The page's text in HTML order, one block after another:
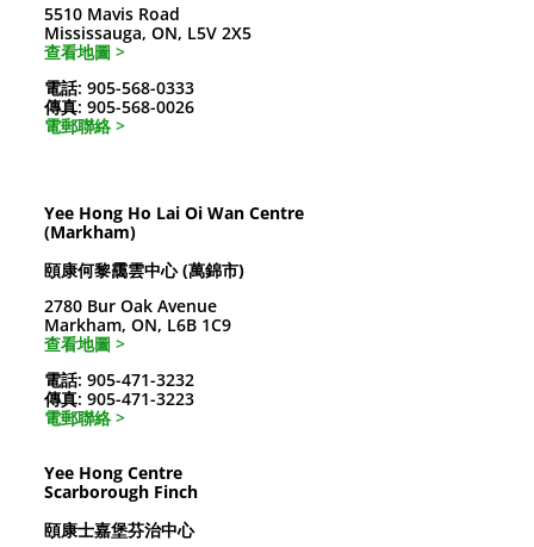
5510 Mavis Road
Mississauga, ON, L5V 2X5
查看地圖 >
電話: 905-568-0333
傳真: 905-568-0026
電郵聯絡 >
Yee Hong Ho Lai Oi Wan Centre
(Markham)
頤康何黎靄雲中心 (萬錦市)
2780 Bur Oak Avenue
Markham, ON, L6B 1C9
查看地圖 >
電話: 905-471-3232
傳真: 905-471-3223
電郵聯絡 >
Yee Hong Centre
Scarborough Finch
頤康士嘉堡芬治中心